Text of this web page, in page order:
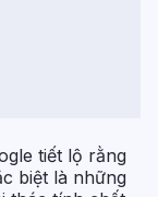
tiết lộ rằng
biệt là những